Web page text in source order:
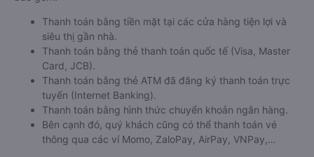
Thanh toán bằng tiền mặt tại các cửa hàng tiện lợi và
siêu thị gần nhà.
Thanh toán bằng thẻ thanh toán quốc tế (Visa, Master
Card, JCB).
Thanh toán bằng thẻ ATM đã đăng ký thanh toán trực
tuyến (Internet Banking).
Thanh toán bằng hình thức chuyển khoản ngân hàng.
Bên cạnh đó, quý khách cũng có thể thanh toán vé
thông qua các ví Momo, ZaloPay, AirPay, VNPay,…